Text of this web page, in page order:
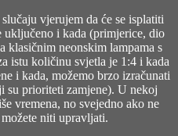
vjerujem da će se isplatiti
i kada (primjerice, dio
klasičnim neonskim lampama s
istu količinu svjetla je 1:4 i kada
i kada, možemo brzo izračunati
su prioriteti zamjene). U nekoj
vremena, no svejedno ako ne
niti upravljati.